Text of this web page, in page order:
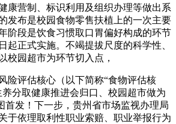
康营制、标识利用及组织办理等做出系
发布是校园食物零售扶植上的一次主要
阶段是饮食习惯取口胃偏好构成的环节
起正式实施。不竭提拔尺度的科学性、
校园超市为环节切入点，
评估核心（以下简称“食物评估核
分取健康推进会归口、校园超市做为
首发！下一步，贵州省市场监视办理局
于依理取利性职业索赔、职业举报行为